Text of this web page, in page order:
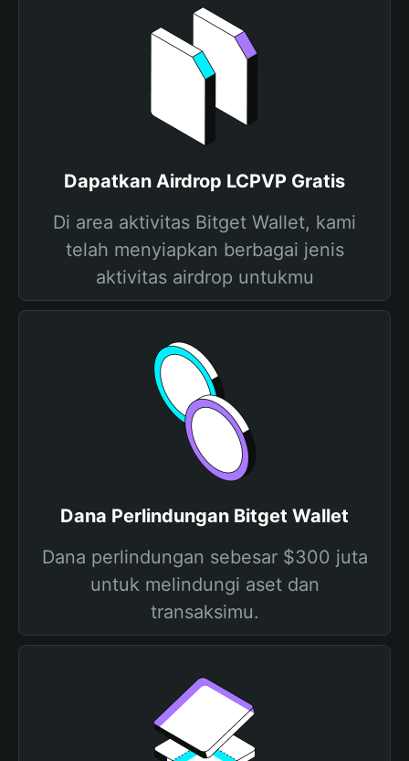
Dapatkan Airdrop LCPVP Gratis
Di area aktivitas Bitget Wallet, kami
telah menyiapkan berbagai jenis
aktivitas airdrop untukmu
Dana Perlindungan Bitget Wallet
Dana perlindungan sebesar $300 juta
untuk melindungi aset dan
transaksimu.